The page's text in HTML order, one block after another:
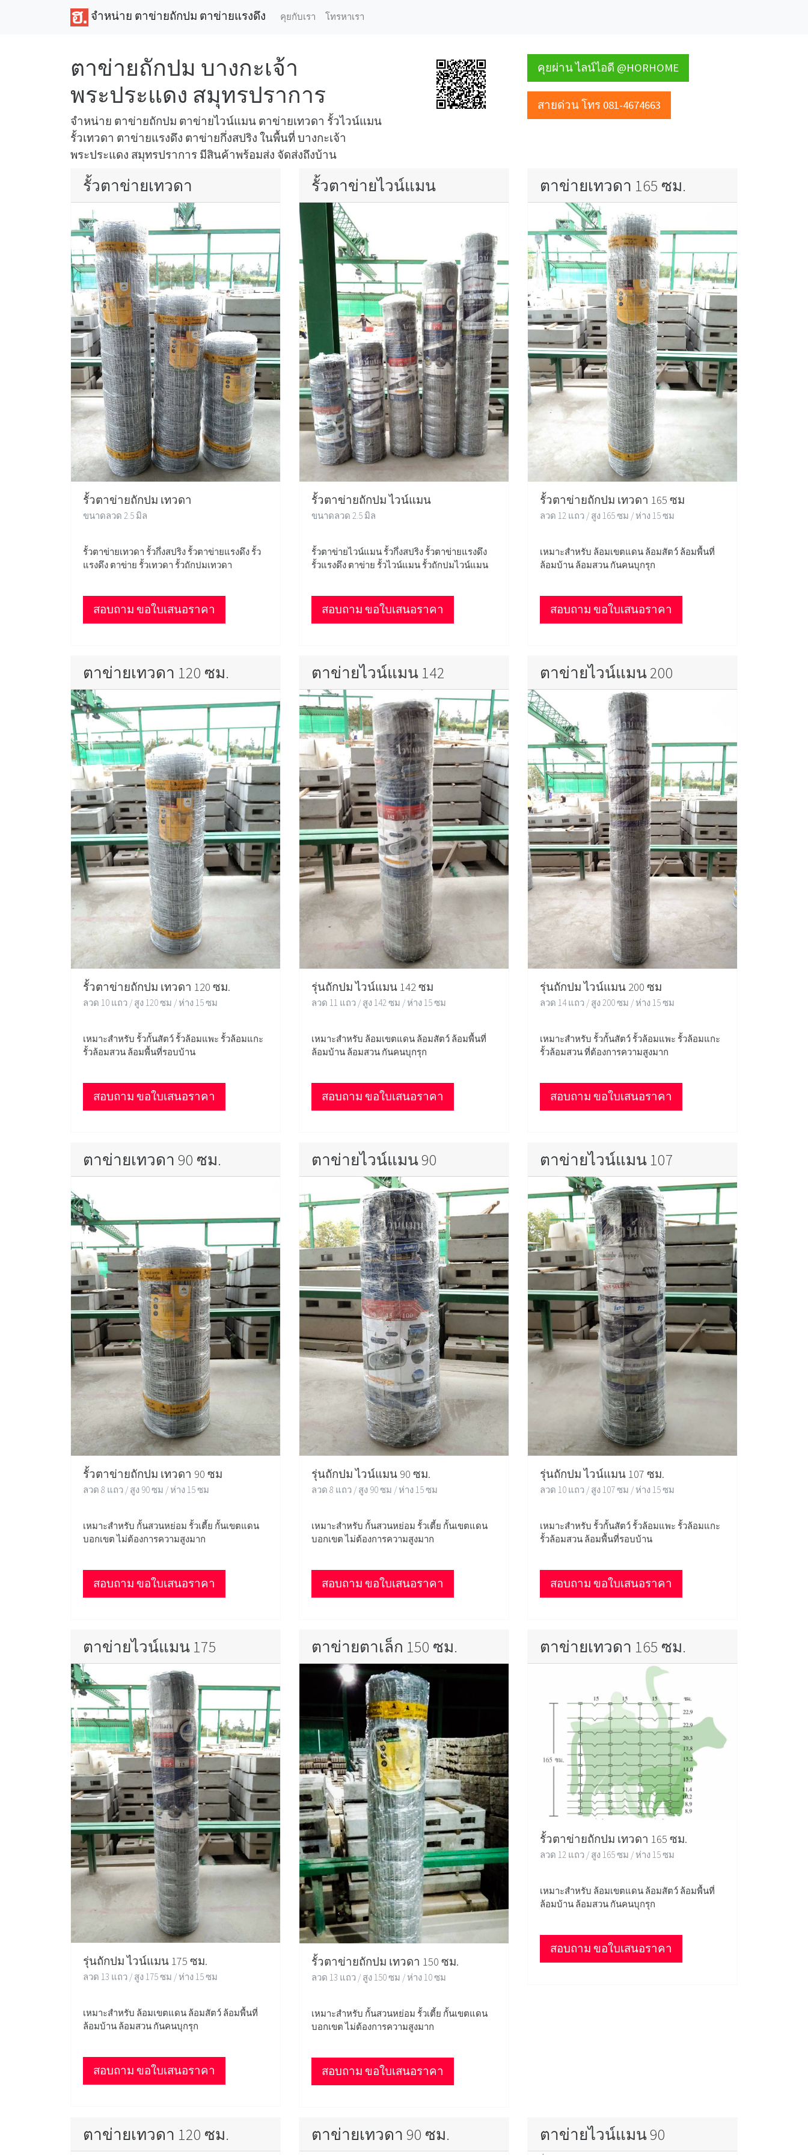
จำหน่าย ตาข่ายถักปม ตาข่ายแรงดึง คุยกับเรา โทรหาเรา
ตาข่ายถักปม บางกะเจ้า
พระประแดง สมุทรปราการ
จำหน่าย ตาข่ายถักปม ตาข่ายไวน์แมน ตาข่ายเทวดา รั้วไวน์แมน
รั้วเทวดา ตาข่ายแรงดึง ตาข่ายกึ่งสปริง ในพื้นที่ บางกะเจ้า
พระประแดง สมุทรปราการ มีสินค้าพร้อมส่ง จัดส่งถึงบ้าน
คุยผ่าน ไลน์ไอดี @HORHOME
สายด่วน โทร 081-4674663
รั้วตาข่ายเทวดา
รั้วตาข่ายถักปม เทวดา
ขนาดลวด 2.5 มิล
รั้วตาข่ายเทวดา รั้วกึ่งสปริง รั้วตาข่ายแรงดึง รั้ว
แรงดึง ตาข่าย รั้วเทวดา รั้วถักปมเทวดา
สอบถาม ขอใบเสนอราคา
รั้วตาข่ายไวน์แมน
รั้วตาข่ายถักปม ไวน์แมน
ขนาดลวด 2.5 มิล
รั้วตาข่ายไวน์แมน รั้วกึ่งสปริง รั้วตาข่ายแรงดึง
รั้วแรงดึง ตาข่าย รั้วไวน์แมน รั้วถักปมไวน์แมน
สอบถาม ขอใบเสนอราคา
ตาข่ายเทวดา 165 ซม.
รั้วตาข่ายถักปม เทวดา 165 ซม
ลวด 12 แถว / สูง 165 ซม / ห่าง 15 ซม
เหมาะสำหรับ ล้อมเขตแดน ล้อมสัตว์ ล้อมพื้นที่
ล้อมบ้าน ล้อมสวน กันคนบุกรุก
สอบถาม ขอใบเสนอราคา
ตาข่ายเทวดา 120 ซม.
รั้วตาข่ายถักปม เทวดา 120 ซม.
ลวด 10 แถว / สูง 120 ซม / ห่าง 15 ซม
เหมาะสำหรับ รั้วกั้นสัตว์ รั้วล้อมแพะ รั้วล้อมแกะ
รั้วล้อมสวน ล้อมพื้นที่รอบบ้าน
สอบถาม ขอใบเสนอราคา
ตาข่ายไวน์แมน 142
รุ่นถักปม ไวน์แมน 142 ซม
ลวด 11 แถว / สูง 142 ซม / ห่าง 15 ซม
เหมาะสำหรับ ล้อมเขตแดน ล้อมสัตว์ ล้อมพื้นที่
ล้อมบ้าน ล้อมสวน กันคนบุกรุก
สอบถาม ขอใบเสนอราคา
ตาข่ายไวน์แมน 200
รุ่นถักปม ไวน์แมน 200 ซม
ลวด 14 แถว / สูง 200 ซม / ห่าง 15 ซม
เหมาะสำหรับ รั้วกั้นสัตว์ รั้วล้อมแพะ รั้วล้อมแกะ
รั้วล้อมสวน ที่ต้องการความสูงมาก
สอบถาม ขอใบเสนอราคา
ตาข่ายเทวดา 90 ซม.
รั้วตาข่ายถักปม เทวดา 90 ซม
ลวด 8 แถว / สูง 90 ซม / ห่าง 15 ซม
เหมาะสำหรับ กั้นสวนหย่อม รั้วเตี้ย กั้นเขตแดน
บอกเขต ไม่ต้องการความสูงมาก
สอบถาม ขอใบเสนอราคา
ตาข่ายไวน์แมน 90
รุ่นถักปม ไวน์แมน 90 ซม.
ลวด 8 แถว / สูง 90 ซม / ห่าง 15 ซม
เหมาะสำหรับ กั้นสวนหย่อม รั้วเตี้ย กั้นเขตแดน
บอกเขต ไม่ต้องการความสูงมาก
สอบถาม ขอใบเสนอราคา
ตาข่ายไวน์แมน 107
รุ่นถักปม ไวน์แมน 107 ซม.
ลวด 10 แถว / สูง 107 ซม / ห่าง 15 ซม
เหมาะสำหรับ รั้วกั้นสัตว์ รั้วล้อมแพะ รั้วล้อมแกะ
รั้วล้อมสวน ล้อมพื้นที่รอบบ้าน
สอบถาม ขอใบเสนอราคา
ตาข่ายไวน์แมน 175
รุ่นถักปม ไวน์แมน 175 ซม.
ลวด 13 แถว / สูง 175 ซม / ห่าง 15 ซม
เหมาะสำหรับ ล้อมเขตแดน ล้อมสัตว์ ล้อมพื้นที่
ล้อมบ้าน ล้อมสวน กันคนบุกรุก
สอบถาม ขอใบเสนอราคา
ตาข่ายตาเล็ก 150 ซม.
รั้วตาข่ายถักปม เทวดา 150 ซม.
ลวด 13 แถว / สูง 150 ซม / ห่าง 10 ซม
เหมาะสำหรับ กั้นสวนหย่อม รั้วเตี้ย กั้นเขตแดน
บอกเขต ไม่ต้องการความสูงมาก
สอบถาม ขอใบเสนอราคา
ตาข่ายเทวดา 165 ซม.
รั้วตาข่ายถักปม เทวดา 165 ซม.
ลวด 12 แถว / สูง 165 ซม / ห่าง 15 ซม
เหมาะสำหรับ ล้อมเขตแดน ล้อมสัตว์ ล้อมพื้นที่
ล้อมบ้าน ล้อมสวน กันคนบุกรุก
สอบถาม ขอใบเสนอราคา
ตาข่ายเทวดา 120 ซม. ตาข่ายเทวดา 90 ซม. ตาข่ายไวน์แมน 90